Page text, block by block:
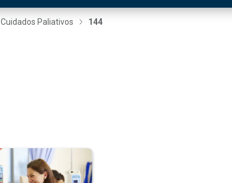
Cuidados Paliativos 144